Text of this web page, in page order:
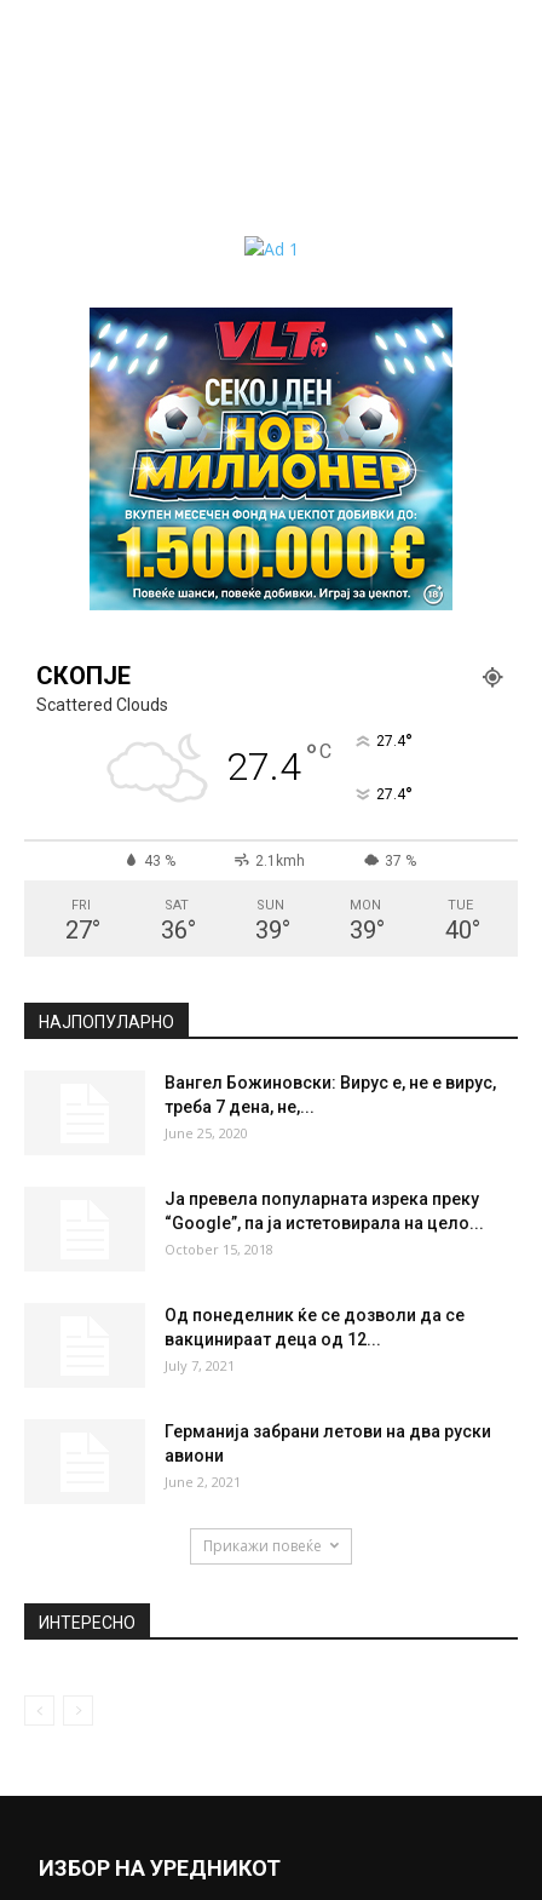
СКОПЈЕ
Scattered Clouds
27.4°C 27.4°
27.4°
43 % 2.1kmh 37 %
FRI
27°
SAT
36°
SUN
39°
MON
39°
TUE
40°
НАЈПОПУЛАРНО
Вангел Божиновски: Вирус е, не е вирус,
треба 7 дена, не,...
June 25, 2020
Ја превела популарната изрека преку
“Google”, па ја истетовирала на цело...
October 15, 2018
Од понеделник ќе се дозволи да се
вакцинираат деца од 12...
July 7, 2021
Германија забрани летови на два руски
авиони
June 2, 2021
Прикажи повеќе
ИНТЕРЕСНО
ИЗБОР НА УРЕДНИКОТ